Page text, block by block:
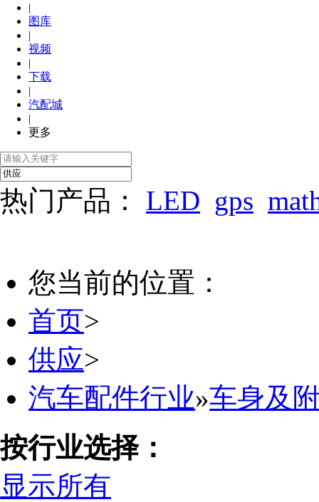
|
图库
|
视频
|
下载
|
汽配城
|
更多
热门产品： LED gps
您当前的位置：
首页>
供应>
汽车配件行业»车身及
按行业选择：
显示所有